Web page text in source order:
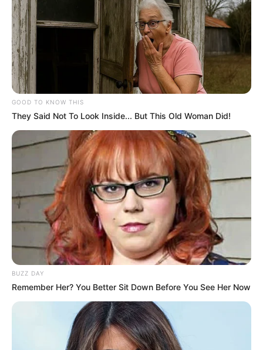
GOOD TO KNOW THIS
They Said Not To Look Inside... But This Old Woman Did!
BUZZ DAY
Remember Her? You Better Sit Down Before You See Her Now